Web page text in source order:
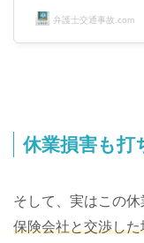
のか 有給を使用して給料の減額がない場合には休業損害
め、生活が苦しいのだが
弁護士交通事故.com
休業損害も打
そして、実はこの休
保険会社と交渉し